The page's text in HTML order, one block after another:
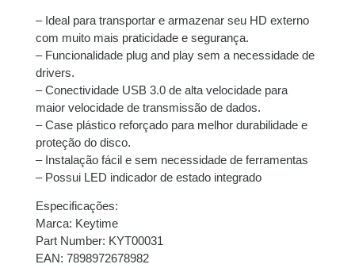
– Ideal para transportar e armazenar seu HD externo
com muito mais praticidade e segurança.
– Funcionalidade plug and play sem a necessidade de
drivers.
– Conectividade USB 3.0 de alta velocidade para
maior velocidade de transmissão de dados.
– Case plástico reforçado para melhor durabilidade e
proteção do disco.
– Instalação fácil e sem necessidade de ferramentas
– Possui LED indicador de estado integrado
Especificações:
Marca: Keytime
Part Number: KYT00031
EAN: 7898972678982